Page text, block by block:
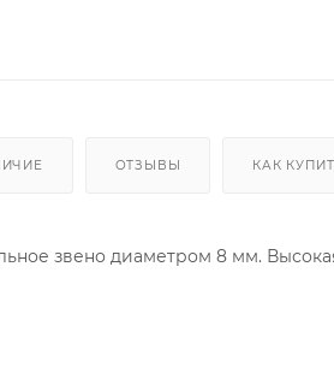
ОТЗЫВЫ КАК
звено диаметром 8 мм.